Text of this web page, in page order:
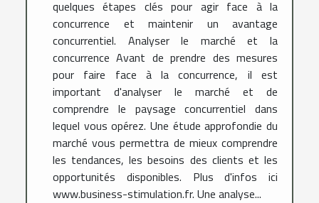
quelques étapes clés pour agir face à la
concurrence et maintenir un avantage
concurrentiel. Analyser le marché et la
concurrence Avant de prendre des mesures
pour faire face à la concurrence, il est
important d'analyser le marché et de
comprendre le paysage concurrentiel dans
lequel vous opérez. Une étude approfondie du
marché vous permettra de mieux comprendre
les tendances, les besoins des clients et les
opportunités disponibles. Plus d'infos ici
www.business-stimulation.fr. Une analyse...